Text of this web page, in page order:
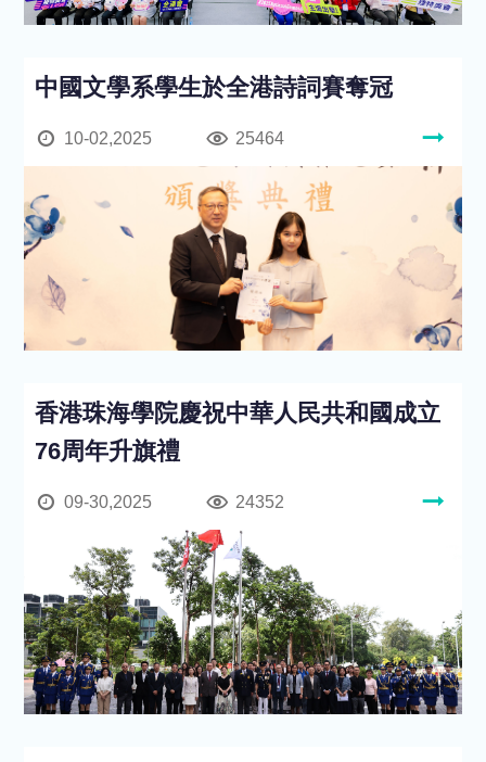
中國文學系學生於全港詩詞賽奪冠
10-02,2025 25464
香港珠海學院慶祝中華人民共和國成立
76周年升旗禮
09-30,2025 24352